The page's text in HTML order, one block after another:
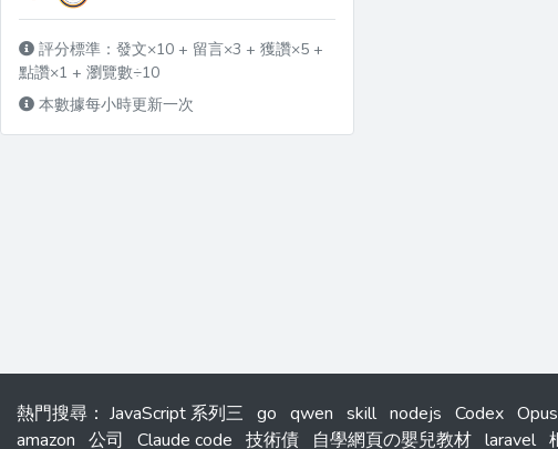
評分標準：發文×10 + 留言×3 + 獲讚×5 +
點讚×1 + 瀏覽數÷10
本數據每小時更新一次
熱門搜尋 ： JavaScript 系列三 go qwen skill nodejs Codex Opus
amazon 公司 Claude code 技術債 自學網頁の嬰兒教材 laravel